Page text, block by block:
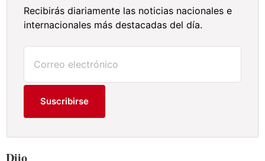
Recibirás diariamente las noticias nacionales e
internacionales más destacadas del día.
Suscribirse